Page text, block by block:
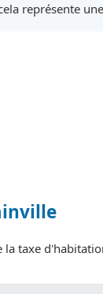
représente une
taxe